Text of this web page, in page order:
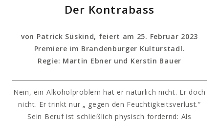
Der Kontrabass
von Patrick Süskind, feiert am 25. Februar 2023
Premiere im Brandenburger Kulturstadl.
Regie: Martin Ebner und Kerstin Bauer
Nein, ein Alkoholproblem hat er natürlich nicht. Er doch
nicht. Er trinkt nur „ gegen den Feuchtigkeitsverlust.“
Sein Beruf ist schließlich physisch fordernd: Als